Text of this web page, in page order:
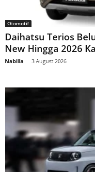
Otomotif
Daihatsu Terios
New Hingga 2026
Nabilla 3 August 2026